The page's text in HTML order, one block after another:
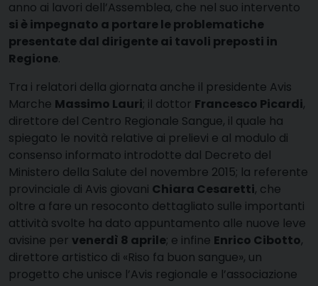
anno ai lavori dell’Assemblea, che nel suo intervento
si è impegnato a portare le problematiche
presentate dal dirigente ai tavoli preposti in
Regione.
Tra i relatori della giornata anche il presidente Avis
Marche Massimo Lauri; il dottor Francesco Picardi,
direttore del Centro Regionale Sangue, il quale ha
spiegato le novità relative ai prelievi e al modulo di
consenso informato introdotte dal Decreto del
Ministero della Salute del novembre 2015; la referente
provinciale di Avis giovani Chiara Cesaretti, che
oltre a fare un resoconto dettagliato sulle importanti
attività svolte ha dato appuntamento alle nuove leve
avisine per venerdì 8 aprile; e infine Enrico Cibotto,
direttore artistico di «Riso fa buon sangue», un
progetto che unisce l’Avis regionale e l’associazione